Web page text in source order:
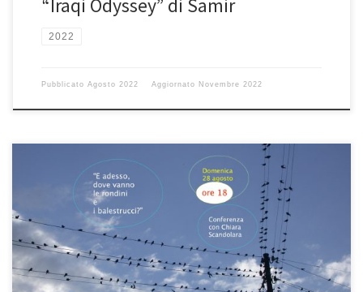
“Iraqi Odyssey” di Samir
2022
Pubblicato Agosto 2022 Aggiornato Novembre 2022